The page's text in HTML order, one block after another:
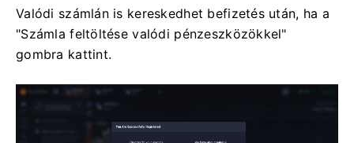
Valódi számlán is kereskedhet befizetés után, ha a
"Számla feltöltése valódi pénzeszközökkel"
gombra kattint.